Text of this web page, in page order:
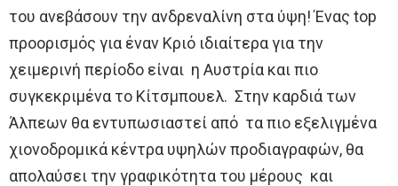
του ανεβάσουν την ανδρεναλίνη στα ύψη! Ένας top
προορισμός για έναν Κριό ιδιαίτερα για την
χειμερινή περίοδο είναι η Αυστρία και πιο
συγκεκριμένα το Κίτσμπουελ. Στην καρδιά των
Άλπεων θα εντυπωσιαστεί από τα πιο εξελιγμένα
χιονοδρομικά κέντρα υψηλών προδιαγραφών, θα
απολαύσει την γραφικότητα του μέρους και